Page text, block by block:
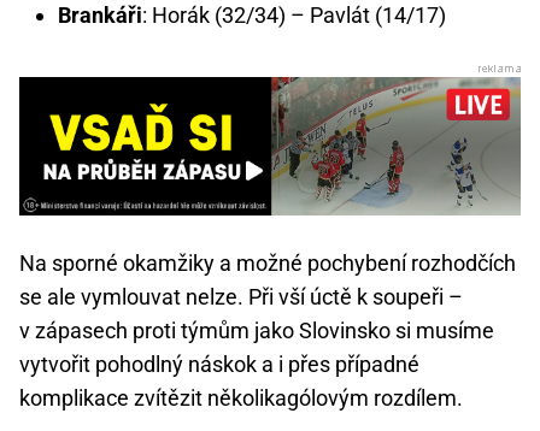
Brankáři: Horák (32/34) – Pavlát (14/17)
Na sporné okamžiky a možné pochybení rozhodčích
se ale vymlouvat nelze. Při vší úctě k soupeři –
v zápasech proti týmům jako Slovinsko si musíme
vytvořit pohodlný náskok a i přes případné
komplikace zvítězit několikagólovým rozdílem.